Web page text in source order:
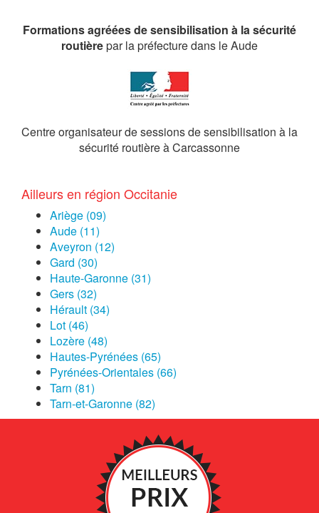
Formations agréées de sensibilisation à la sécurité
routièrepar la préfecture dans le Aude
Centre organisateur de sessions de sensibilisation à la
sécurité routière à Carcassonne
Ailleurs en région Occitanie
Ariège (09)
Aude (11)
Aveyron (12)
Gard (30)
Haute-Garonne (31)
Gers (32)
Hérault (34)
Lot (46)
Lozère (48)
Hautes-Pyrénées (65)
Pyrénées-Orientales (66)
Tarn (81)
Tarn-et-Garonne (82)